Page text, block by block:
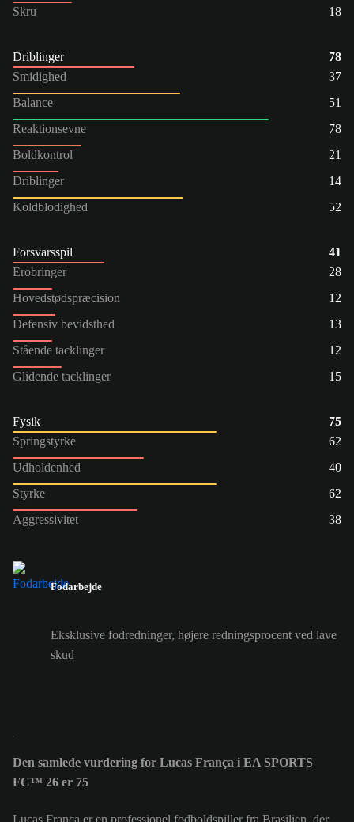
Skru
18
Driblinger
78
Smidighed
37
Balance
51
Reaktionsevne
78
Boldkontrol
21
Driblinger
14
Koldblodighed
52
Forsvarsspil
41
Erobringer
28
Hovedstødspræcision
12
Defensiv bevidsthed
13
Stående tacklinger
12
Glidende tacklinger
15
Fysik
75
Springstyrke
62
Udholdenhed
40
Styrke
62
Aggressivitet
38
Fodarbejde
Eksklusive fodredninger, højere redningsprocent ved lave
skud
Den samlede vurdering for Lucas França i EA SPORTS
FC™ 26 er 75
Lucas França er en professionel fodboldspiller fra Brasilien, der